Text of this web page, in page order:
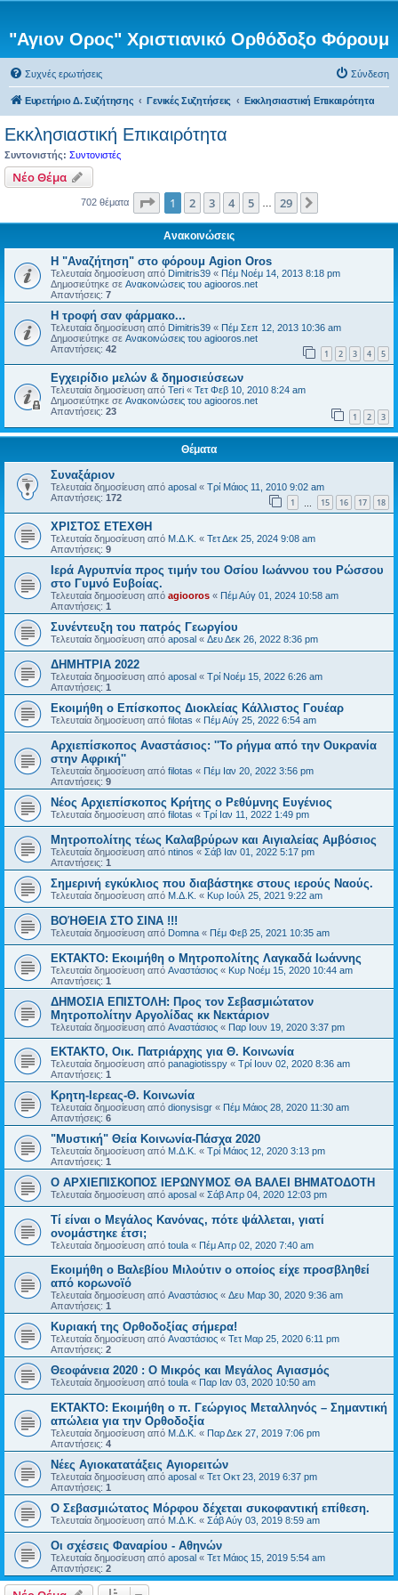
"Αγιον Ορος" Χριστιανικό Ορθόδοξο Φόρουμ
Συχνές ερωτήσεις Σύνδεση
Ευρετήριο Δ. Συζήτησης Γενικές Συζητήσεις Εκκλησιαστική Επικαιρότητα
Εκκλησιαστική Επικαιρότητα
Συντονιστής: Συντονιστές
Νέο Θέμα
702 θέματα Σελίδα από29
1 2 3 4 5 29
Ανακοινώσεις
Η "Αναζήτηση" στο φόρουμ Agion Oros
Τελευταία δημοσίευση από Dimitris39 « Πέμ Νοέμ 14, 2013 8:18 pm
Δημοσιεύτηκε σε Ανακοινώσεις του agiooros.net
Απαντήσεις: 7
H τροφή σαν φάρμακο...
Τελευταία δημοσίευση από Dimitris39 « Πέμ Σεπ 12, 2013 10:36 am
Δημοσιεύτηκε σε Ανακοινώσεις του agiooros.net
Απαντήσεις: 42 1 2 3 4 5
Εγχειρίδιο μελών & δημοσιεύσεων
Τελευταία δημοσίευση από Teri « Τετ Φεβ 10, 2010 8:24 am
Δημοσιεύτηκε σε Ανακοινώσεις του agiooros.net
Απαντήσεις: 23 1 2 3
Θέματα
Συναξάριον
Τελευταία δημοσίευση από aposal « Τρί Μάιος 11, 2010 9:02 am
Απαντήσεις: 172 1 15 16 17 18
ΧΡΙΣΤΟΣ ΕΤΕΧΘΗ
Τελευταία δημοσίευση από Μ.Δ.Κ. « Τετ Δεκ 25, 2024 9:08 am
Απαντήσεις: 9
Ιερά Αγρυπνία προς τιμήν του Οσίου Ιωάννου του Ρώσσου
στο Γυμνό Ευβοίας.
Τελευταία δημοσίευση από agiooros « Πέμ Αύγ 01, 2024 10:58 am
Απαντήσεις: 1
Συνέντευξη του πατρός Γεωργίου
Τελευταία δημοσίευση από aposal « Δευ Δεκ 26, 2022 8:36 pm
ΔΗΜΗΤΡΙΑ 2022
Τελευταία δημοσίευση από aposal « Τρί Νοέμ 15, 2022 6:26 am
Απαντήσεις: 1
Εκοιμήθη ο Επίσκοπος Διοκλείας Κάλλιστος Γουέαρ
Τελευταία δημοσίευση από filotas « Πέμ Αύγ 25, 2022 6:54 am
Αρχιεπίσκοπος Αναστάσιος: ''Το ρήγμα από την Ουκρανία
στην Αφρική''
Τελευταία δημοσίευση από filotas « Πέμ Ιαν 20, 2022 3:56 pm
Απαντήσεις: 9
Νέος Αρχιεπίσκοπος Κρήτης ο Ρεθύμνης Ευγένιος
Τελευταία δημοσίευση από filotas « Τρί Ιαν 11, 2022 1:49 pm
Μητροπολίτης τέως Καλαβρύρων και Αιγιαλείας Αμβόσιος
Τελευταία δημοσίευση από ntinos « Σάβ Ιαν 01, 2022 5:17 pm
Απαντήσεις: 1
Σημερινή εγκύκλιος που διαβάστηκε στους ιερούς Ναούς.
Τελευταία δημοσίευση από Μ.Δ.Κ. « Κυρ Ιούλ 25, 2021 9:22 am
ΒΟΉΘΕΙΑ ΣΤΟ ΣΙΝΑ !!!
Τελευταία δημοσίευση από Domna « Πέμ Φεβ 25, 2021 10:35 am
ΕΚΤΑΚΤΟ: Εκοιμήθη ο Μητροπολίτης Λαγκαδά Ιωάννης
Τελευταία δημοσίευση από Αναστάσιος « Κυρ Νοέμ 15, 2020 10:44 am
Απαντήσεις: 1
ΔΗΜΟΣΙΑ ΕΠΙΣΤΟΛΗ: Προς τον Σεβασμιώτατον
Μητροπολίτην Αργολίδας κκ Νεκτάριον
Τελευταία δημοσίευση από Αναστάσιος « Παρ Ιουν 19, 2020 3:37 pm
ΕΚΤΑΚΤΟ, Οικ. Πατριάρχης για Θ. Κοινωνία
Τελευταία δημοσίευση από panagiotisspy « Τρί Ιουν 02, 2020 8:36 am
Απαντήσεις: 1
Κρητη-Ιερεας-Θ. Κοινωνία
Τελευταία δημοσίευση από dionysisgr « Πέμ Μάιος 28, 2020 11:30 am
Απαντήσεις: 6
"Μυστική" Θεία Κοινωνία-Πάσχα 2020
Τελευταία δημοσίευση από Μ.Δ.Κ. « Τρί Μάιος 12, 2020 3:13 pm
Απαντήσεις: 1
Ο ΑΡΧΙΕΠΙΣΚΟΠΟΣ ΙΕΡΩΝΥΜΟΣ ΘΑ ΒΑΛΕΙ ΒΗΜΑΤΟΔΟΤΗ
Τελευταία δημοσίευση από aposal « Σάβ Απρ 04, 2020 12:03 pm
Τί είναι ο Μεγάλος Κανόνας, πότε ψάλλεται, γιατί
ονομάστηκε έτσι;
Τελευταία δημοσίευση από toula « Πέμ Απρ 02, 2020 7:40 am
Εκοιμήθη ο Βαλεβίου Μιλούτιν ο οποίος είχε προσβληθεί
από κορωνοϊό
Τελευταία δημοσίευση από Αναστάσιος « Δευ Μαρ 30, 2020 9:36 am
Απαντήσεις: 1
Κυριακή της Ορθοδοξίας σήμερα!
Τελευταία δημοσίευση από Αναστάσιος « Τετ Μαρ 25, 2020 6:11 pm
Απαντήσεις: 2
Θεοφάνεια 2020 : Ο Μικρός και Μεγάλος Αγιασμός
Τελευταία δημοσίευση από toula « Παρ Ιαν 03, 2020 10:50 am
ΕΚΤΑΚΤΟ: Εκοιμήθη ο π. Γεώργιος Μεταλληνός – Σημαντική
απώλεια για την Ορθοδοξία
Τελευταία δημοσίευση από Μ.Δ.Κ. « Παρ Δεκ 27, 2019 7:06 pm
Απαντήσεις: 4
Νέες Αγιοκατατάξεις Αγιορειτών
Τελευταία δημοσίευση από aposal « Τετ Οκτ 23, 2019 6:37 pm
Απαντήσεις: 1
O Σεβασμιώτατος Μόρφου δέχεται συκοφαντική επίθεση.
Τελευταία δημοσίευση από Μ.Δ.Κ. « Σάβ Αύγ 03, 2019 8:59 am
Οι σχέσεις Φαναρίου - Αθηνών
Τελευταία δημοσίευση από aposal « Τετ Μάιος 15, 2019 5:54 am
Απαντήσεις: 2